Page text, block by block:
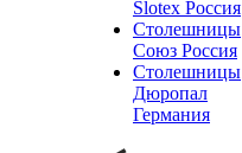
Slotex Россия
Столешницы
Союз Россия
Столешницы
Дюропал
Германия